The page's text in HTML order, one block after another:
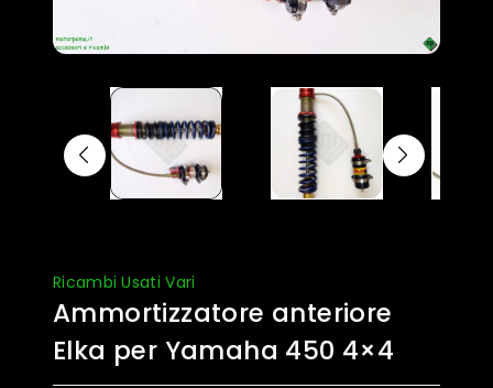
Ricambi Usati Vari
Ammortizzatore anteriore
Elka per Yamaha 450 4×4